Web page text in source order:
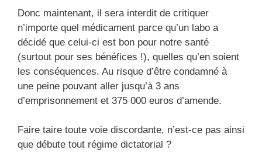
Donc maintenant, il sera interdit de critiquer
n’importe quel médicament parce qu’un labo a
décidé que celui-ci est bon pour notre santé
(surtout pour ses bénéfices !), quelles qu’en soient
les conséquences. Au risque d’être condamné à
une peine pouvant aller jusqu’à 3 ans
d’emprisonnement et 375 000 euros d’amende.
Faire taire toute voie discordante, n’est-ce pas ainsi
que débute tout régime dictatorial ?